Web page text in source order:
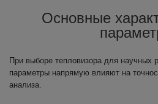
Основные
При выборе тепловизора для научных
параметры напрямую влияют на
анализа.